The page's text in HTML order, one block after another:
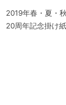
2019年春・夏・
20周年記念掛け